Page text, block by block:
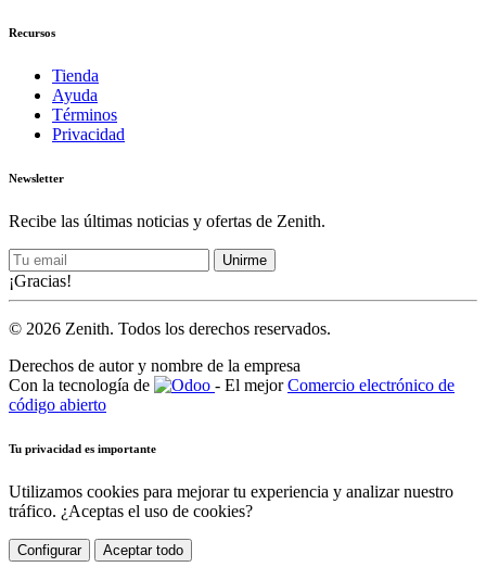
Recursos
Tienda
Ayuda
Términos
Privacidad
Newsletter
Recibe las últimas noticias y ofertas de Zenith.
Unirme
¡Gracias!
© 2026 Zenith. Todos los derechos reservados.
Derechos de autor y nombre de la empresa
Con la tecnología de
- El mejorComercio electrónico de
código abierto
Tu privacidad es importante
Utilizamos cookies para mejorar tu experiencia y analizar nuestro
tráfico. ¿Aceptas el uso de cookies?
Configurar Aceptar todo